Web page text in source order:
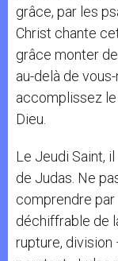
grâce, par les
Christ chante
grâce monter
au-delà de
accomplissez
Dieu.
Le Jeudi Saint,
de Judas. Ne
comprendre
déchiffrable de
rupture, division